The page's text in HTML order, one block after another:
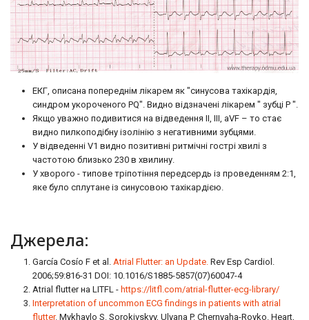
ЕКГ, описана попереднім лікарем як "синусова тахікардія,
синдром укороченого PQ". Видно відзначені лікарем " зубці Р ".
Якщо уважно подивитися на відведення II, III, aVF – то стає
видно пилкоподібну ізолінію з негативними зубцями.
У відведенні V1 видно позитивні ритмічні гострі хвилі з
частотою близько 230 в хвилину.
У хворого - типове тріпотіння передсердь із проведенням 2:1,
яке було сплутане із синусовою тахікардією.
Джерела:
García Cosío F et al. Atrial Flutter: an Update. Rev Esp Cardiol.
2006;59:816-31 DOI: 10.1016/S1885-5857(07)60047-4
Atrial flutter на LITFL - https://litfl.com/atrial-flutter-ecg-library/
Interpretation of uncommon ECG findings in patients with atrial
flutter. Mykhaylo S. Sorokivskyy, Ulyana P. Chernyaha-Royko. Heart,